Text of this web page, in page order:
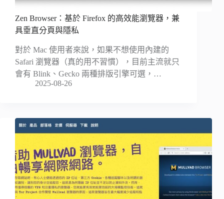
Zen Browser：基於 Firefox 的高效能瀏覽器，兼
具垂直分頁與隱私
對於 Mac 使用者來說，如果不想使用內建的
Safari 瀏覽器（真的用不習慣），目前主流就只
會有 Blink、Gecko 兩種排版引擎可選，…
2025-08-26